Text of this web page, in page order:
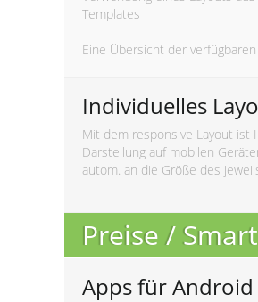
Templates
Eine Übersicht der
Individuelles
Mit dem responsive Layout ist
Darstellung auf mobilen
autom. an die Größe des
Preise /
Apps für Android